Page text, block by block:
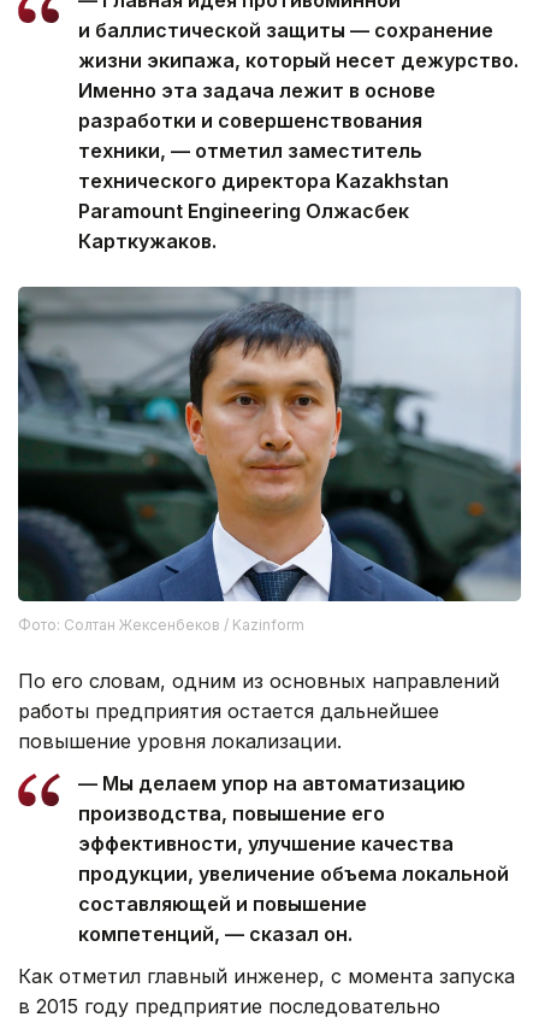
и баллистической защиты — сохранение
жизни экипажа, который несет дежурство.
Именно эта задача лежит в основе
разработки и совершенствования
техники, — отметил заместитель
технического директора Kazakhstan
Paramount Engineering Олжасбек
Карткужаков.
Фото: Солтан Жексенбеков / Kazinform
По его словам, одним из основных направлений
работы предприятия остается дальнейшее
повышение уровня локализации.
— Мы делаем упор на автоматизацию
производства, повышение его
эффективности, улучшение качества
продукции, увеличение объема локальной
составляющей и повышение
компетенций, — сказал он.
Как отметил главный инженер, с момента запуска
в 2015 году предприятие последовательно